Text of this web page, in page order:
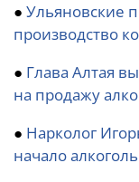
● Ульяновские
производство
● Глава Алтая
на продажу
● Нарколог
начало